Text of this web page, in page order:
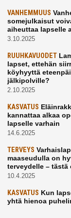
VANHEMMUUS
somejulkaisut
aiheuttaa lapselle
3.10.2025
RUUHKAVUODET
lapset, ettehän
köyhyyttä
jälkipolville?
2.10.2025
KASVATUS
kannattaa alkaa
lapselle varhain
14.6.2025
TERVEYS
maaseudulla on
terveydelle – tästä
10.4.2025
KASVATUS Kun
yhtä hienoa